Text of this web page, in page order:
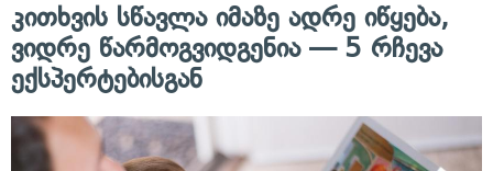
კითხვის სწავლა იმაზე ადრე იწყება,
ვიდრე წარმოგვიდგენია — 5 რჩევა
ექსპერტებისგან